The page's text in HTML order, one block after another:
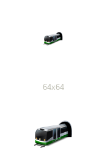
64x64